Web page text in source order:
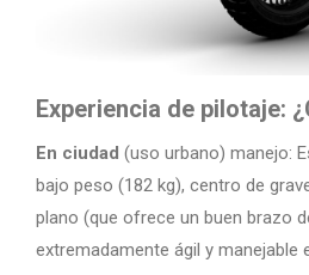
Experiencia de pilotaje:
En ciudad (uso urbano) manejo:
bajo peso (182 kg), centro de
plano (que ofrece un buen brazo
extremadamente ágil y manejable